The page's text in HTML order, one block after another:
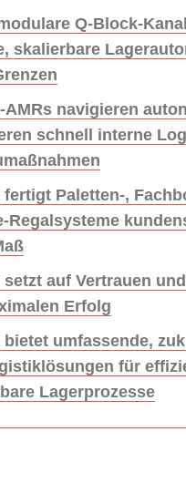
Q-Block-
skalierbare
AMRs navigieren
schnell interne
fertigt Paletten-,
Regalsysteme
setzt auf Vertrauen
Erfolg
bietet umfassende,
für
Lagerprozesse